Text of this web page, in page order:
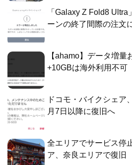
「Galaxy Z Fold8
ーンの終了間際の注文
【ahamo】データ増
+10GBは海外利用不可
ドコモ・バイクシェア
月7日以降に復旧へ
全エリアでサービス停
ア、奈良エリアで復旧